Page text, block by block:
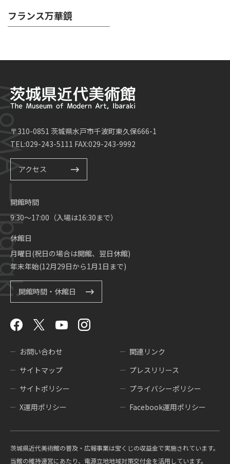
フランス万華鏡
〒310-0851 茨城県水戸市千波町東久保666-1
TEL:029-243-5111 FAX:029-243-9992
アクセス
開館時間
9:30～17:00（入場は16:30まで）
休館日
月曜日(祝日の場合は開館、翌日休館)
年末年始(12月29日から1月1日まで)
開館時間・休館日
お問い合わせ
関連リンク
サイトマップ
プレスリリース
サイトポリシー
プライバシーポリシー
X運用ポリシー
Facebook運用ポリシー
茨城県近代美術館の普及・広報事業は宝くじの収益金で実施されています。
当館の維持運営にあたり、電源立地地域対策交付金を活用しています。